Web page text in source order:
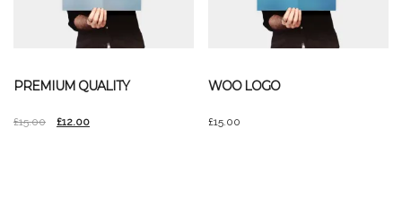
PREMIUM QUALITY
£15.00 £12.00
WOO LOGO
£15.00